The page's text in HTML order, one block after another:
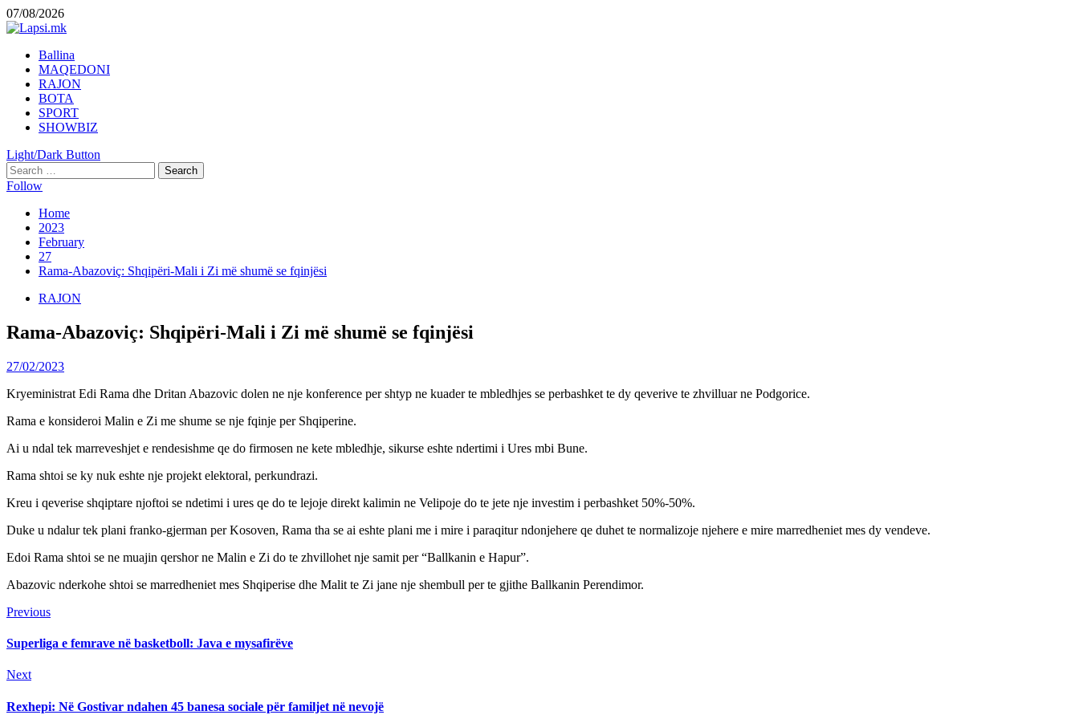
Skip
to
07/08/2026
Primary
Menu
Ballina
MAQEDONI
RAJON
BOTA
SPORT
SHOWBIZ
Light/Dark Button
Search
for:
Follow
Home
2023
February
27
Rama-Abazoviç: Shqipëri-Mali i Zi më shumë se fqinjësi
RAJON
Rama-Abazoviç: Shqipëri-Mali i Zi më shumë se fqinjësi
27/02/2023
Kryeministrat Edi Rama dhe Dritan Abazovic dolen ne nje konference per shtyp ne kuader te mbledhjes se perbashket te dy qeverive te zhvilluar ne Podgorice.
Rama e konsideroi Malin e Zi me shume se nje fqinje per Shqiperine.
Ai u ndal tek marreveshjet e rendesishme qe do firmosen ne kete mbledhje, sikurse eshte ndertimi i Ures mbi Bune.
Rama shtoi se ky nuk eshte nje projekt elektoral, perkundrazi.
Kreu i qeverise shqiptare njoftoi se ndetimi i ures qe do te lejoje direkt kalimin ne Velipoje do te jete nje investim i perbashket 50%-50%.
Duke u ndalur tek plani franko-gjerman per Kosoven, Rama tha se ai eshte plani me i mire i paraqitur ndonjehere qe duhet te normalizoje njehere e mire marredheniet mes dy vendeve.
Edoi Rama shtoi se ne muajin qershor ne Malin e Zi do te zhvillohet nje samit per “Ballkanin e Hapur”.
Abazovic nderkohe shtoi se marredheniet mes Shqiperise dhe Malit te Zi jane nje shembull per te gjithe Ballkanin Perendimor.
Continue
Reading
PreviousPrevious
Superliga e femrave në basketboll: Java e mysafirëve
NextNext
Rexhepi: Në Gostivar ndahen 45 banesa sociale për familjet në nevojë